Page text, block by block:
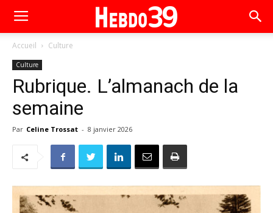
Accueil Culture
Culture
Rubrique. L’almanach de la
semaine
Par Celine Trossat - 8 janvier 2026